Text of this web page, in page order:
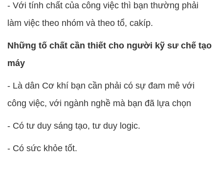
- Với tính chất của công việc thì bạn thường phải
làm việc theo nhóm và theo tổ, cakíp.
Những tố chất cần thiết cho người kỹ sư chế tạo
máy
- Là dân Cơ khí bạn cần phải có sự đam mê với
công việc, với ngành nghề mà bạn đã lựa chọn
- Có tư duy sáng tạo, tư duy logic.
- Có sức khỏe tốt.